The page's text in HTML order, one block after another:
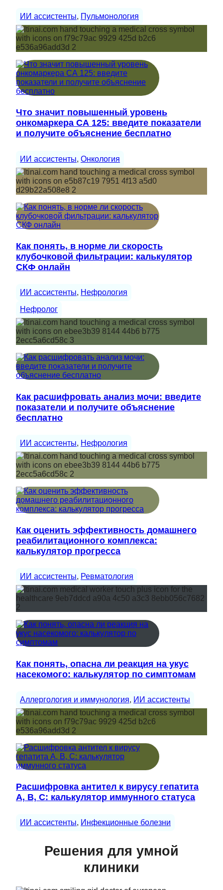
ИИ ассистенты, Пульмонология
Что значит повышенный уровень
онкомаркера СА 125: введите показатели
и получите объяснение бесплатно
ИИ ассистенты, Онкология
Как понять, в норме ли скорость
клубочковой фильтрации: калькулятор
СКФ онлайн
ИИ ассистенты, Нефрология
Нефролог
Как расшифровать анализ мочи: введите
показатели и получите объяснение
бесплатно
ИИ ассистенты, Нефрология
Как оценить эффективность домашнего
реабилитационного комплекса:
калькулятор прогресса
ИИ ассистенты, Ревматология
Как понять, опасна ли реакция на укус
насекомого: калькулятор по симптомам
Аллергология и иммунология, ИИ ассистенты
Расшифровка антител к вирусу гепатита
A, B, C: калькулятор иммунного статуса
ИИ ассистенты, Инфекционные болезни
Решения для умной
клиники